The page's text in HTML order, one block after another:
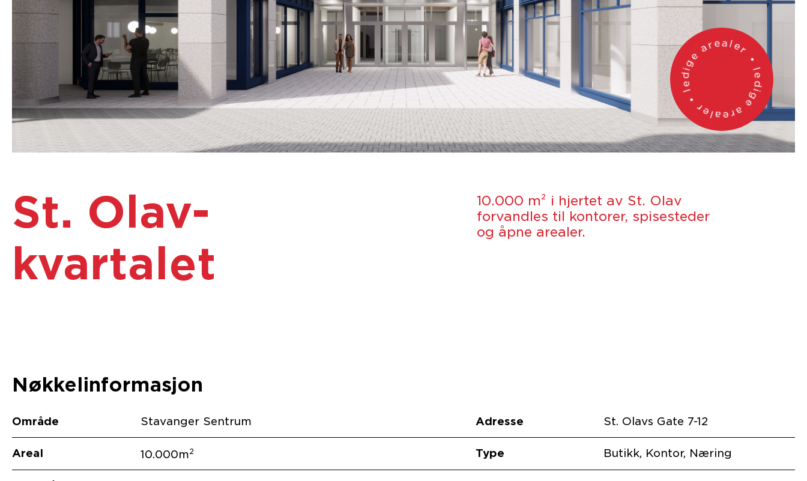
• ledige arealer • ledige arealer
St. Olav-
kvartalet
10.000 m² i hjertet av St. Olav
forvandles til kontorer, spisesteder
og åpne arealer.
Nøkkelinformasjon
Område Stavanger Sentrum Adresse St. Olavs Gate 7-12
Areal 10.000m2 Type Butikk, Kontor, Næring